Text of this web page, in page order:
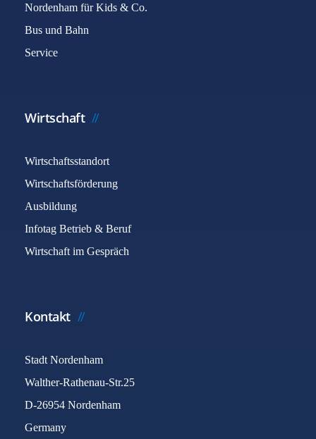
Nordenham für Kids & Co.
Bus und Bahn
Service
Wirtschaft
Wirtschaftsstandort
Wirtschaftsförderung
Ausbildung
Infotag Betrieb & Beruf
Wirtschaft im Gespräch
Kontakt
Stadt Nordenham
Walther-Rathenau-Str.25
D-26954 Nordenham
Germany